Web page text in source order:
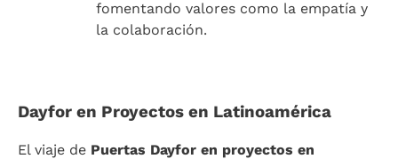
fomentando valores como la empatía y
la colaboración.
Dayfor en Proyectos en Latinoamérica
El viaje de Puertas Dayfor en proyectos en